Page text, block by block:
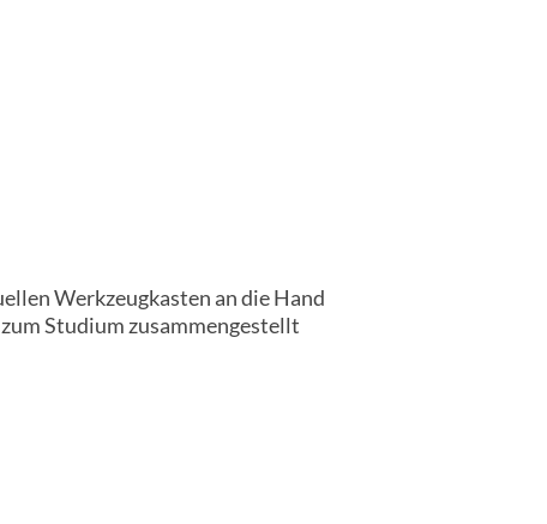
Werkzeugkasten an die Hand
Studium zusammengestellt